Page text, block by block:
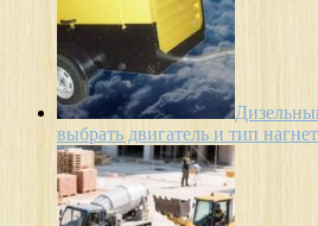
выбрать двигатель и тип